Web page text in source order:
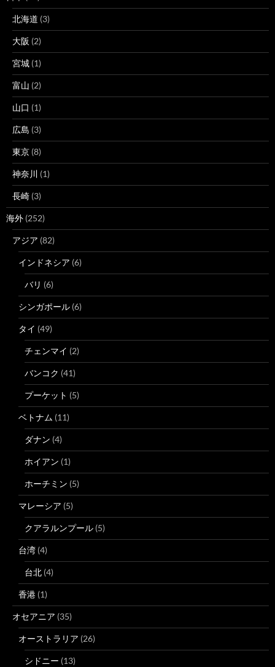
北海道 (3)
大阪 (2)
宮城 (1)
富山 (2)
山口 (1)
広島 (3)
東京 (8)
神奈川 (1)
長崎 (3)
海外 (252)
アジア (82)
インドネシア (6)
バリ (6)
シンガポール (6)
タイ (49)
チェンマイ (2)
バンコク (41)
プーケット (5)
ベトナム (11)
ダナン (4)
ホイアン (1)
ホーチミン (5)
マレーシア (5)
クアラルンプール (5)
台湾 (4)
台北 (4)
香港 (1)
オセアニア (35)
オーストラリア (26)
シドニー (13)